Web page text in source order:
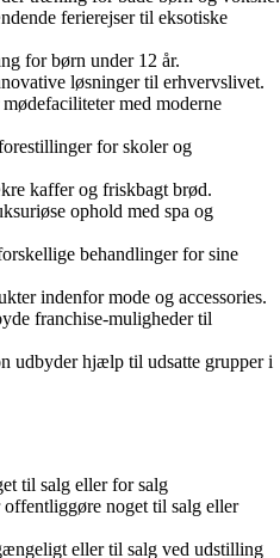
ferierejser til eksotiske
for børn under 12 år.
løsninger til erhvervslivet.
med moderne
for skoler og
kaffer og friskbagt brød.
ophold med spa og
behandlinger for sine
indenfor mode og accessories.
franchise-muligheder til
udbyder hjælp til udsatte grupper i
til salg eller for salg
noget til salg eller
eller til salg ved udstilling